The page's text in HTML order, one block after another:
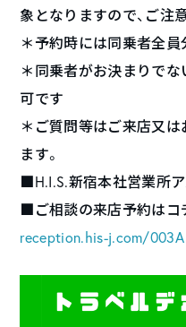
象となりますので、ご注
＊予約時には同乗者全員
＊同乗者がお決まりで
可です
＊ご質問等はご来店又
ます。
■H.I.S.新宿本社営業所ア
■ご相談の来店予約はコ
reception.his-j.com/003A